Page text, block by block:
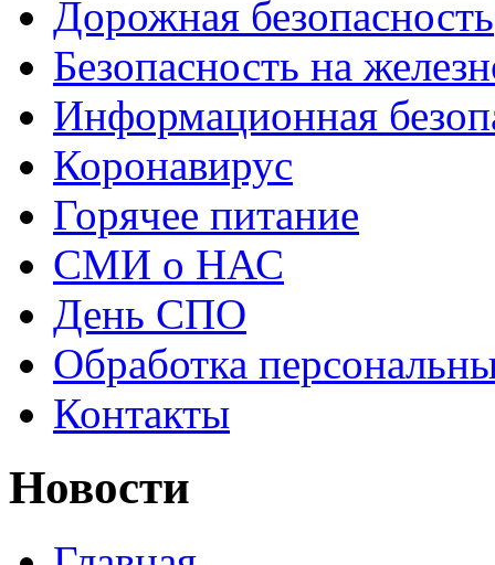
Дорожная безопасность
Безопасность на
Информационная
Коронавирус
Горячее питание
СМИ о НАС
День СПО
Обработка
Контакты
Новости